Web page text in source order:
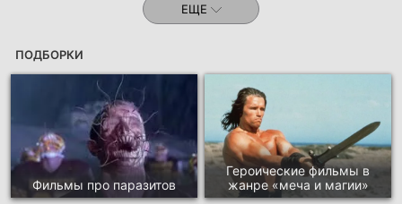
ЕЩЕ
ПОДБОРКИ
Фильмы про паразитов
Героические фильмы в
жанре «меча и магии»